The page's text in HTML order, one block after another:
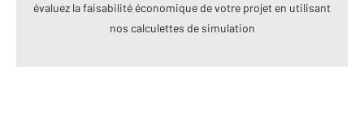
évaluez la faisabilité économique de votre projet en utilisant
nos calculettes de simulation